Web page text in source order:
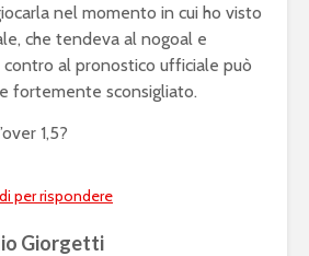
nel momento in cui ho visto
che tendeva al nogoal e
contro al pronostico ufficiale può
fortemente sconsigliato.
1,5?
per rispondere
Giorgetti